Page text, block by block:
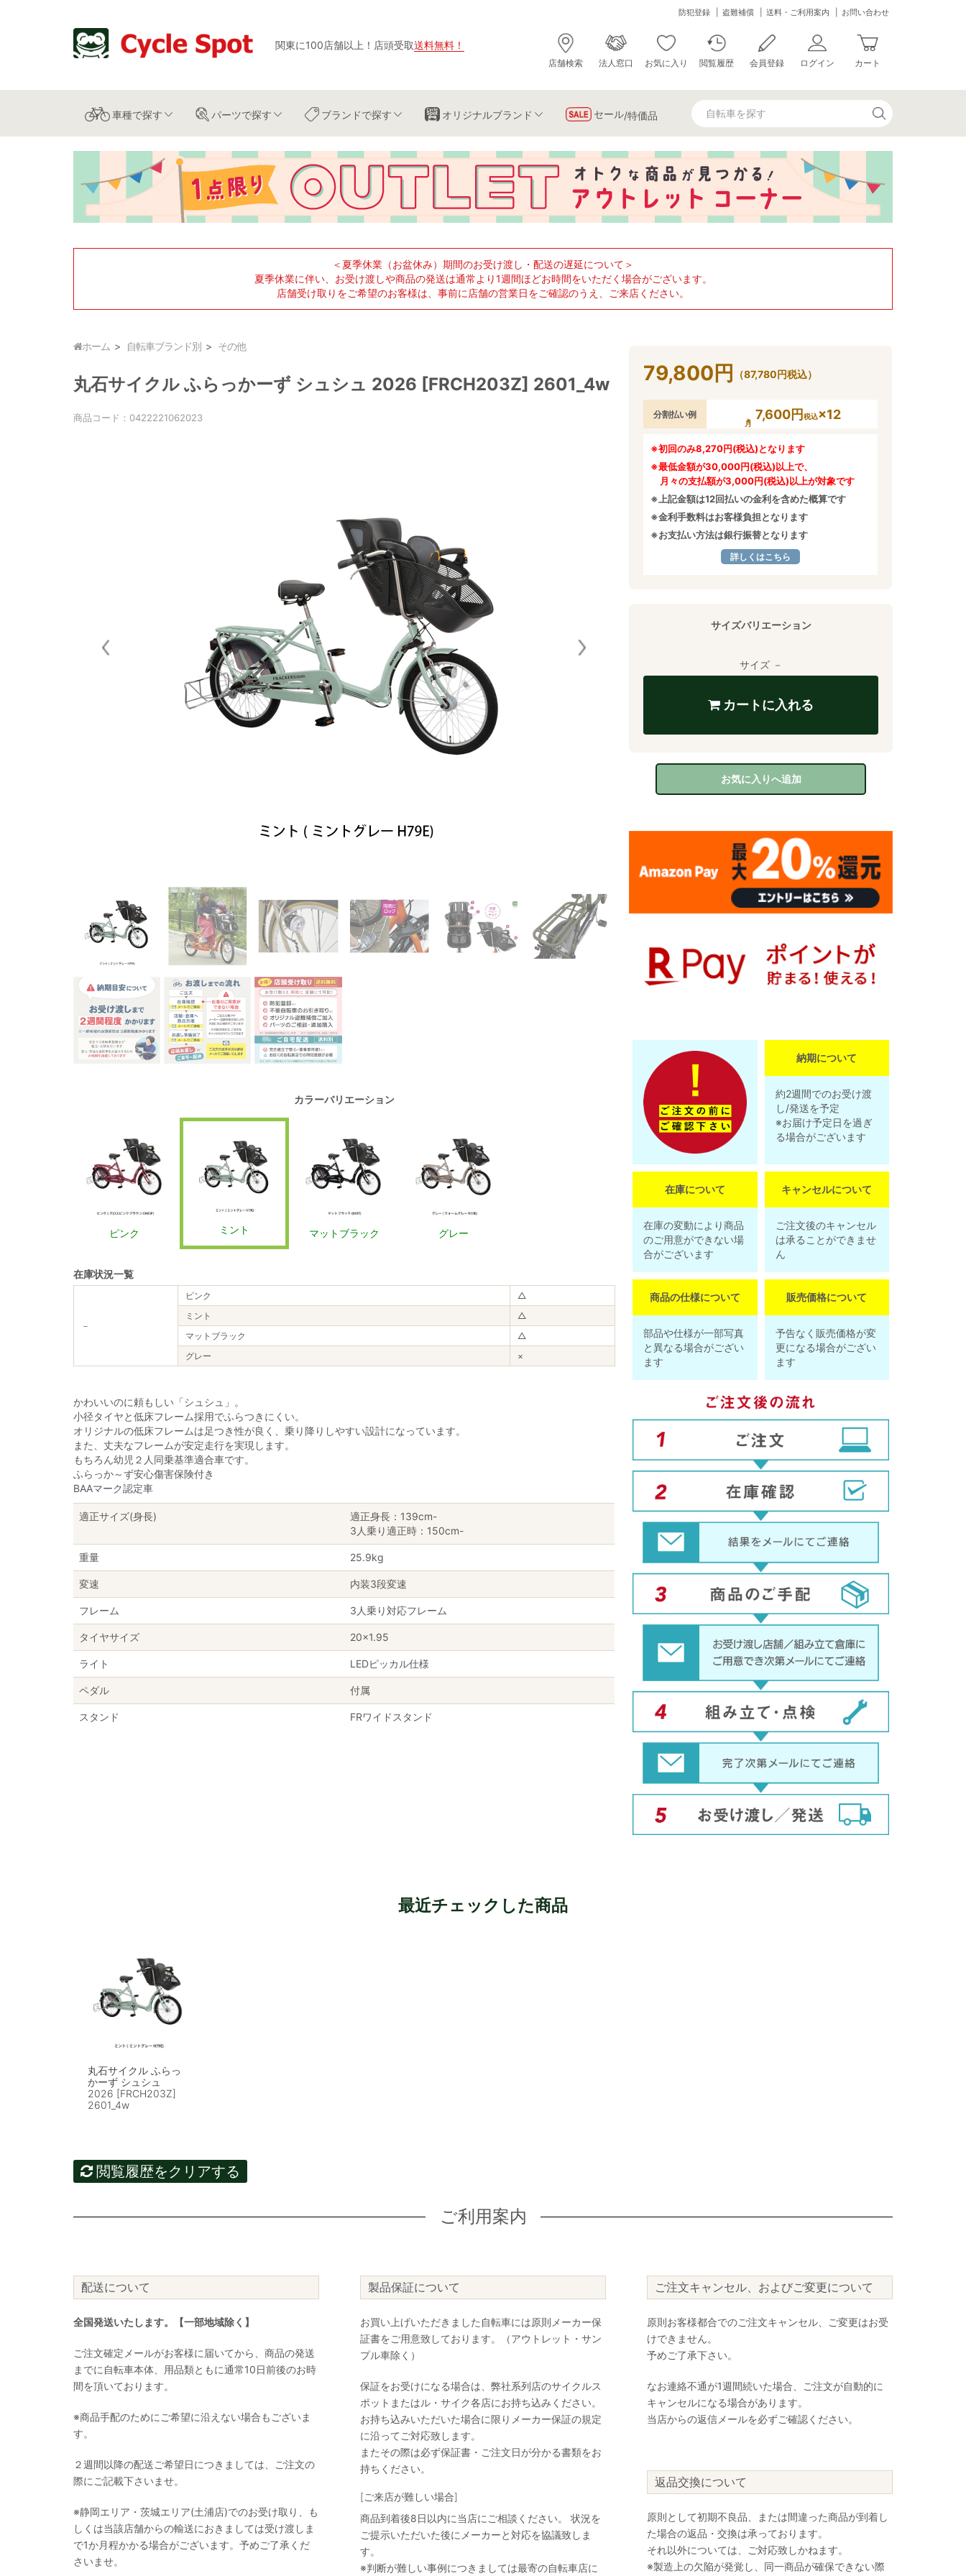
関東に100店舗以上 ！ 店頭受取送料無料 ！
防犯登録 盗難補償 送料・ご利用案内 お問い合わせ
店舗検索 法人窓口 お気に入り 閲覧履歴 会員登録 ログイン カート
車種で探す パーツで探す ブランドで探す オリジナルブランド セール/特価品
＜夏季休業（お盆休み）期間のお受け渡し・配送の遅延について＞
夏季休業に伴い、お受け渡しや商品の発送は通常より1週間ほどお時間をいただく場合がございます。
店舗受け取りをご希望のお客様は、事前に店舗の営業日をご確認のうえ、ご来店ください。
ホーム 自転車ブランド別 その他
丸石サイクル ふらっかーず シュシュ 2026 [FRCH203Z] 2601_4w
商品コード： 0422221062023
カラーバリエーション
ピンク ミント マットブラック グレー
在庫状況一覧
－
ピンク
△
ミント
△
マットブラック
△
グレー
×
かわいいのに頼もしい「シュシュ」。
小径タイヤと低床フレーム採用でふらつきにくい。
オリジナルの低床フレームは足つき性が良く、乗り降りしやすい設計になっています。
また、丈夫なフレームが安定走行を実現します。
もちろん幼児２人同乗基準適合車です。
ふらっか～ず安心傷害保険付き
BAAマーク認定車
適正サイズ(身長)
適正身長：139cm-
3人乗り適正時：150cm-
重量 25.9kg
変速 内装3段変速
フレーム 3人乗り対応フレーム
タイヤサイズ 20×1.95
ライト LEDピッカル仕様
ペダル 付属
スタンド FRワイドスタンド
79,800 円 （87,780円税込）
分割払い例 7,600円税込×12
※初回のみ8,270円(税込)となります
※最低金額が30,000円(税込)以上で、
月々の支払額が3,000円(税込)以上が対象です
※上記金額は12回払いの金利を含めた概算です
※金利手数料はお客様負担となります
※お支払い方法は銀行振替となります
詳しくはこちら
サイズバリエーション
サイズ －
カートに入れる
お気に入りへ追加
納期について
約2週間でのお受け渡
し/発送を予定
※お届け予定日を過ぎ
る場合がございます
在庫について
在庫の変動により商品
のご用意ができない場
合がございます
キャンセルについて
ご注文後のキャンセル
は承ることができませ
ん
商品の仕様について
部品や仕様が一部写真
と異なる場合がござい
ます
販売価格について
予告なく販売価格が変
更になる場合がござい
ます
最近チェックした商品
丸石サイクル ふらっ
かーず シュシュ
2026 [FRCH203Z]
2601_4w
閲覧履歴をクリアする
ご利用案内
配送について
全国発送いたします。【一部地域除く】
ご注文確定メールがお客様に届いてから、商品の発送
までに自転車本体、用品類ともに通常10日前後のお時
間を頂いております。
※商品手配のためにご希望に沿えない場合もございま
す。
２週間以降の配送ご希望日につきましては、ご注文の
際にご記載下さいませ。
※静岡エリア・茨城エリア(土浦店)でのお受け取り、も
しくは当該店舗からの輸送におきましては受け渡しま
で1か月程かかる場合がございます。予めご了承くだ
さいませ。
製品保証について
お買い上げいただきました自転車には原則メーカー保
証書をご用意致しております。（アウトレット・サン
プル車除く）
保証をお受けになる場合は、弊社系列店のサイクルス
ポットまたはル・サイク各店にお持ち込みください。
お持ち込みいただいた場合に限りメーカー保証の規定
に沿ってご対応致します。
またその際は必ず保証書・ご注文日が分かる書類をお
持ちください。
[ご来店が難しい場合]
商品到着後8日以内に当店にご相談ください。 状況を
ご提示いただいた後にメーカーと対応を協議致しま
す。
※判断が難しい事例につきましては最寄の自転車店に
ご注文キャンセル、およびご変更について
原則お客様都合でのご注文キャンセル、ご変更はお受
けできません。
予めご了承下さい。
なお連絡不通が1週間続いた場合、ご注文が自動的に
キャンセルになる場合があります。
当店からの返信メールを必ずご確認ください。
返品交換について
原則として初期不良品、または間違った商品が到着し
た場合の返品・交換は承っております。
それ以外については、ご対応致しかねます。
※製造上の欠陥が発覚し、同一商品が確保できない際